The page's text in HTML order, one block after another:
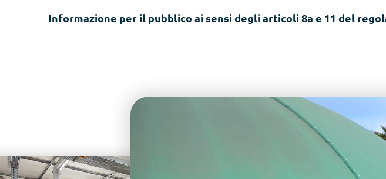
Informazione per il pubblico ai sensi degli articoli 8a e 11 del